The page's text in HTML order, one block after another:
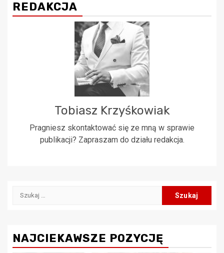
REDAKCJA
Tobiasz Krzyśkowiak
Pragniesz skontaktować się ze mną w sprawie
publikacji? Zapraszam do działu redakcja.
Szukaj:
NAJCIEKAWSZE POZYCJĘ